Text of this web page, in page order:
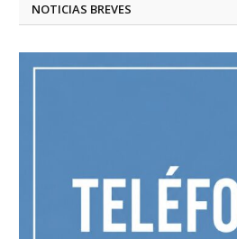
NOTICIAS BREVES